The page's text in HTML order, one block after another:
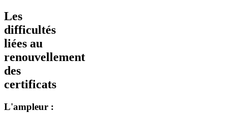
Les
difficultés
liées au
renouvellement
des
certificats
L'ampleur :